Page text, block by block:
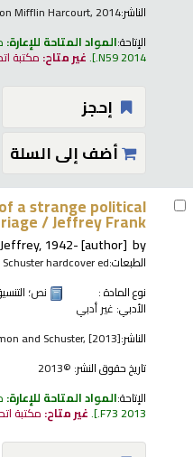
الناشر:Mifflin Harcourt, 2014
الإتاحة:المواد المتاحة للإعارة:
.N59 2014
.غير متاح: مكتبة
إحجز
أضف إلى السلة
a strange political
/Jeffrey Frank.
by
, 1942-[author]
الطبعات:hardcover ed.
نوع المادة :
نص؛
الأدبي: غير أدبي
الناشر:and Schuster, [2013]
تاريخ حقوق النشر: ©2013
الإتاحة:المواد المتاحة للإعارة:
.F73 2013
.غير متاح: مكتبة